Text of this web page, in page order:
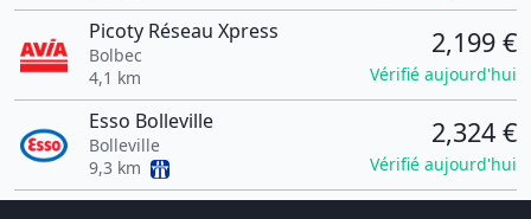
Picoty Réseau Xpress
Bolbec
4,1 km
2,199 €
Vérifié aujourd'hui
Esso Bolleville
Bolleville
9,3 km
2,324 €
Vérifié aujourd'hui